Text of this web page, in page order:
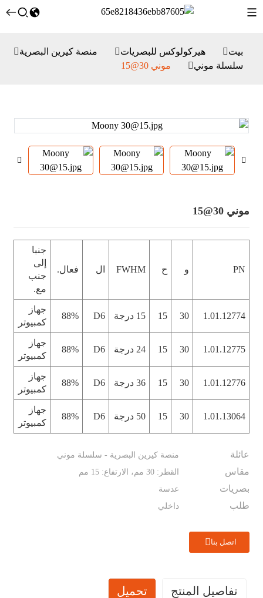
بيت هيركولوكس للبصريات
منصة كيرين البصرية
سلسلة موني
موني 30@15
موني 30@15
PN و ح FWHM ال فعال.
جنبا
إلى
جنب
مع.
1.01.12774
30
15 15 درجة D6
88%
جهاز
كمبيوتر
1.01.12775
30
15 24 درجة D6
88%
جهاز
كمبيوتر
1.01.12776
30
15 36 درجة D6
88%
جهاز
كمبيوتر
1.01.13064
30
15 50 درجة D6
88%
جهاز
كمبيوتر
عائلة منصة كيرين البصرية - سلسلة موني
مقاس القطر: 30 مم، الارتفاع: 15 مم
بصريات عدسة
طلب داخلي
اتصل بنا
تفاصيل المنتج تحميل